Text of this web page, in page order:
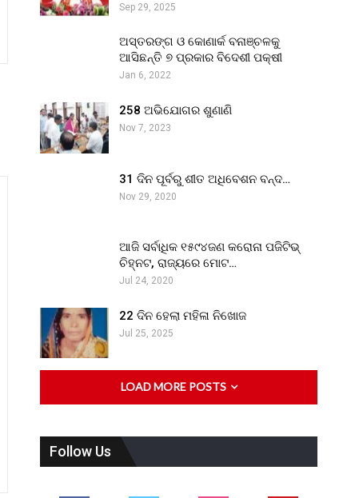
Sep 29, 2025
ଅସ୍ତରଙ୍ଗ ଓ କୋଣାର୍କ ବନାଞ୍ଚଳକୁ
ଆସିଛନ୍ତି ୭ ପ୍ରକାର ବିଦେଶୀ ପକ୍ଷୀ
Jan 6, 2022
258 ଅଭିଯୋଗର ଶୁଣାଣି
Nov 7, 2023
31 ଦିନ ପୂର୍ବରୁ ଶୀତ ଅଧିବେଶନ ବନ୍ଦ…
Nov 29, 2020
ଆଜି ସର୍ବାଧିକ ୧୫୯୪ଜଣ କରୋନା ପଜିଟିଭ୍
ଚିହ୍ନଟ, ରାଜ୍ୟରେ ମୋଟ…
Jul 24, 2020
22 ଦିନ ହେଲା ମହିଳା ନିଖୋଜ
Jul 25, 2025
LOAD MORE POSTS
Follow Us